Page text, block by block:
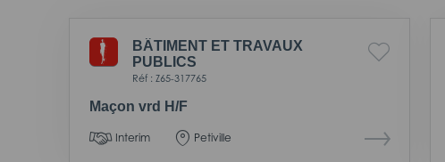
BÂTIMENT ET TRAVAUX
PUBLICS
Réf : Z65-317765
Maçon vrd H/F
Interim Petiville